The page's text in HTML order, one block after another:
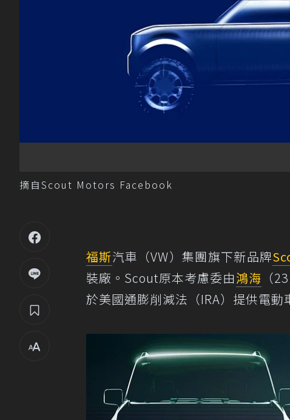
摘自Scout Motors Facebook
福斯汽車（VW）集團旗下新品牌
裝廠。Scout原本考慮委由鴻海 （
於美國通膨削減法（IRA）提供電